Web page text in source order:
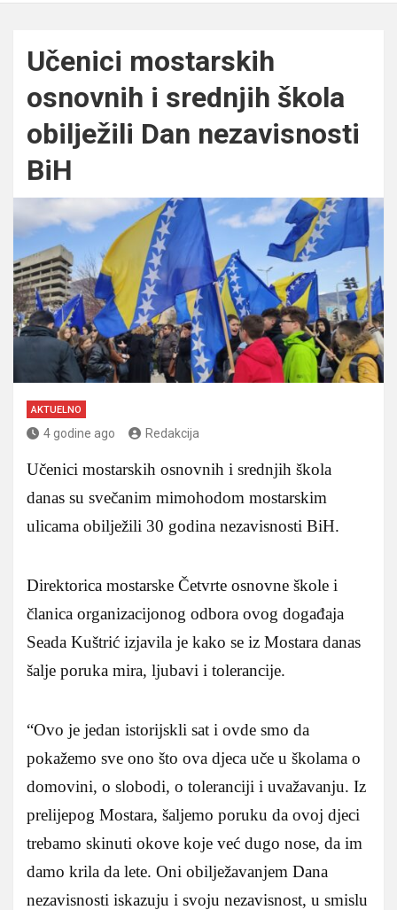
Učenici mostarskih
osnovnih i srednjih škola
obilježili Dan nezavisnosti
BiH
AKTUELNO
4 godine ago Redakcija
Učenici mostarskih osnovnih i srednjih škola
danas su svečanim mimohodom mostarskim
ulicama obilježili 30 godina nezavisnosti BiH.
Direktorica mostarske Četvrte osnovne škole i
članica organizacijonog odbora ovog događaja
Seada Kuštrić izjavila je kako se iz Mostara danas
šalje poruka mira, ljubavi i tolerancije.
“Ovo je jedan istorijskli sat i ovde smo da
pokažemo sve ono što ova djeca uče u školama o
domovini, o slobodi, o toleranciji i uvažavanju. Iz
prelijepog Mostara, šaljemo poruku da ovoj djeci
trebamo skinuti okove koje već dugo nose, da im
damo krila da lete. Oni obilježavanjem Dana
nezavisnosti iskazuju i svoju nezavisnost, u smislu